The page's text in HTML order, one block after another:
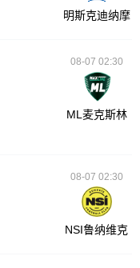
明斯克迪纳摩
08-07 02:30
ML麦克斯林
08-07 02:30
NSI鲁纳维克